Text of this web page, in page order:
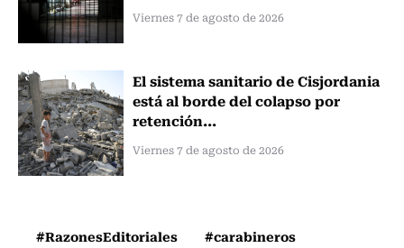
Viernes 7 de agosto de 2026
El sistema sanitario de Cisjordania
está al borde del colapso por
retención...
Viernes 7 de agosto de 2026
#RazonesEditoriales #carabineros